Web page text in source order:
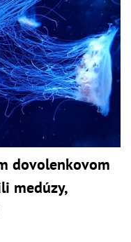
dovolenkovom
medúzy,